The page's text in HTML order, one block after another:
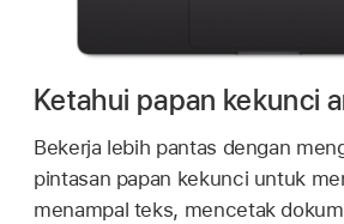
Ketahui papan kekunci
Bekerja lebih pantas dengan
pintasan papan kekunci untuk
menampal teks, mencetak